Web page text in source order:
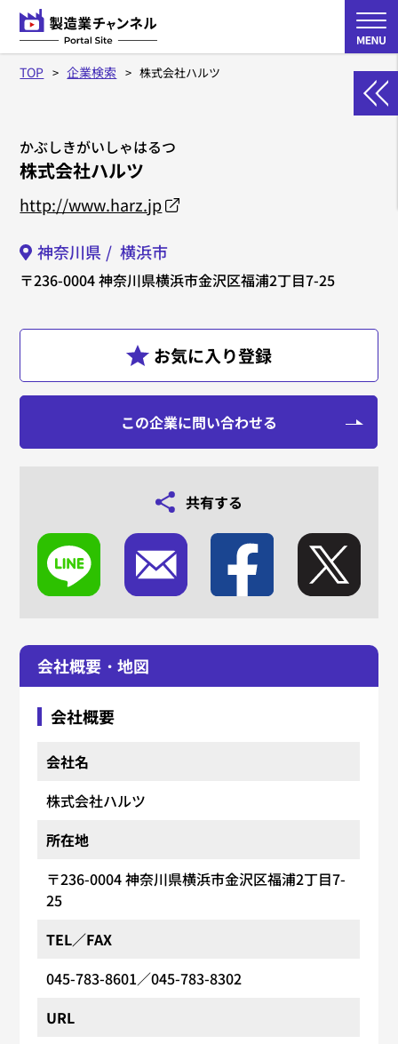
TOP 企業検索 株式会社ハルツ
かぶしきがいしゃはるつ
株式会社ハルツ
http://www.harz.jp
神奈川県 横浜市
〒236-0004神奈川県横浜市金沢区福浦2丁目7-25
この企業に問い合わせる
共有する
会社概要・地図
会社概要
会社名
株式会社ハルツ
所在地
〒236-0004神奈川県横浜市金沢区福浦2丁目7-
25
TEL／FAX
045-783-8601／045-783-8302
URL